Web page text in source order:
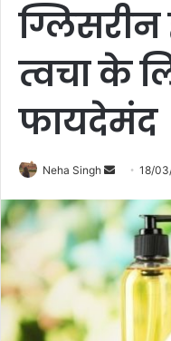
त्वचा के
फायदेमंद
Neha Singh
n
d
a
n
m
18/